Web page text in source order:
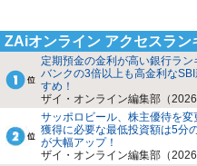
ZAiオンライン アクセスラン
定期預金の金利が高い銀行ラ
バンクの3倍以上も高金利な
すめ！
ザイ・オンライン編集部（
サッポロビール、株主優待を
獲得に必要な最低投資額は5分
が大幅アップ！
ザイ・オンライン編集部（